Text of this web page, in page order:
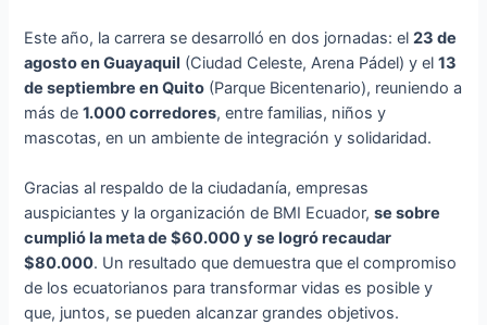
Este año, la carrera se desarrolló en dos jornadas: el23 de
agosto en Guayaquil (Ciudad Celeste, Arena Pádel) y el13
de septiembre en Quito (Parque Bicentenario), reuniendo a
más de1.000 corredores, entre familias, niños y
mascotas, en un ambiente de integración y solidaridad.
Gracias al respaldo de la ciudadanía, empresas
auspiciantes y la organización de BMI Ecuador,se sobre
cumplió la meta de $60.000 y se logró recaudar
$80.000. Un resultado que demuestra que el compromiso
de los ecuatorianos para transformar vidas es posible y
que, juntos, se pueden alcanzar grandes objetivos.